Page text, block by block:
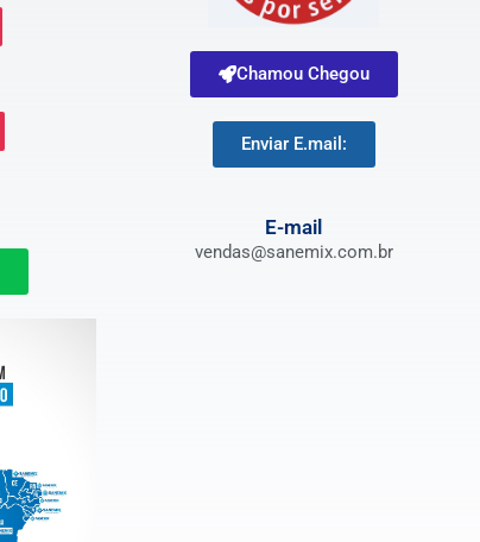
Chamou Chegou
Enviar E.mail:
E-mail
vendas@sanemix.com.br